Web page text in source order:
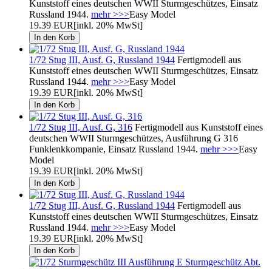
Kunststoff eines deutschen WWII Sturmgeschützes, Einsatz
Russland 1944. mehr >>>Easy Model
19.39 EUR[inkl. 20% MwSt]
1/72 Stug III, Ausf. G, Russland 1944 Fertigmodell aus
Kunststoff eines deutschen WWII Sturmgeschützes, Einsatz
Russland 1944. mehr >>>Easy Model
19.39 EUR[inkl. 20% MwSt]
1/72 Stug III, Ausf. G, 316 Fertigmodell aus Kunststoff eines
deutschen WWII Sturmgeschützes, Ausführung G 316
Funklenkkompanie, Einsatz Russland 1944. mehr >>>Easy
Model
19.39 EUR[inkl. 20% MwSt]
1/72 Stug III, Ausf. G, Russland 1944 Fertigmodell aus
Kunststoff eines deutschen WWII Sturmgeschützes, Einsatz
Russland 1944. mehr >>>Easy Model
19.39 EUR[inkl. 20% MwSt]